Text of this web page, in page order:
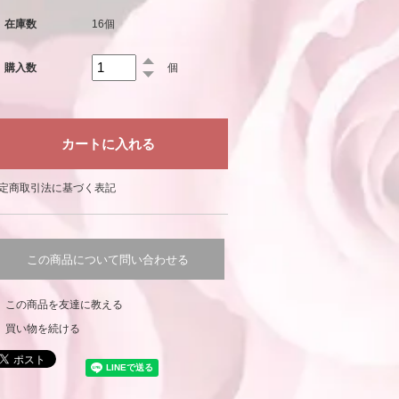
在庫数 16個
購入数 個
商取引法に基づく表記
この商品について問い合わせる
この商品を友達に教える
買い物を続ける